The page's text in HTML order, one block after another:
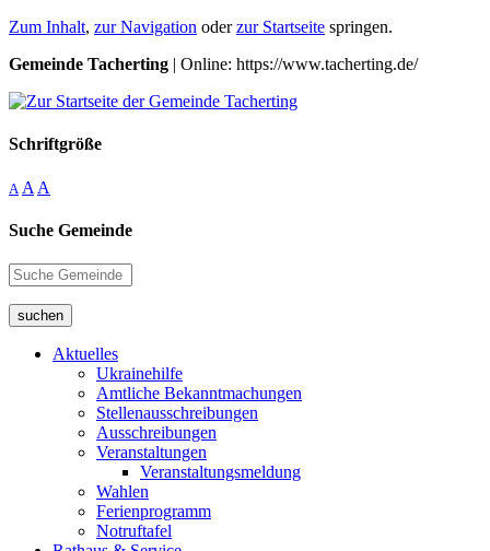
Zum Inhalt, zur Navigation oderzur Startseite springen.
Gemeinde Tacherting | Online: https://www.tacherting.de/
Schriftgröße
A A A
Suche Gemeinde
suchen
Aktuelles
Ukrainehilfe
Amtliche Bekanntmachungen
Stellenausschreibungen
Ausschreibungen
Veranstaltungen
Veranstaltungsmeldung
Wahlen
Ferienprogramm
Notruftafel